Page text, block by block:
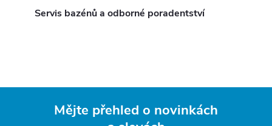
Servis bazénů a odborné poradentství
Mějte přehled o novinkách